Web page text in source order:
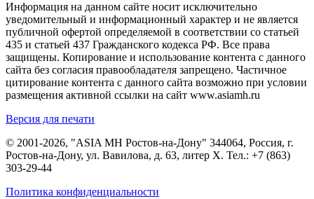
Информация на данном сайте носит исключительно
уведомительный и информационный характер и не является
публичной офертой определяемой в соответствии со статьей
435 и статьей 437 Гражданского кодекса РФ. Все права
защищены. Копирование и использование контента с данного
сайта без согласия правообладателя запрещено. Частичное
цитирование контента с данного сайта возможно при условии
размещения активной ссылки на сайт www.asiamh.ru
Версия для печати
© 2001-2026, "ASIA MH Ростов-на-Дону" 344064, Россия, г.
Ростов-на-Дону, ул. Вавилова, д. 63, литер Х. Тел.: +7 (863)
303-29-44
Политика конфиденциальности